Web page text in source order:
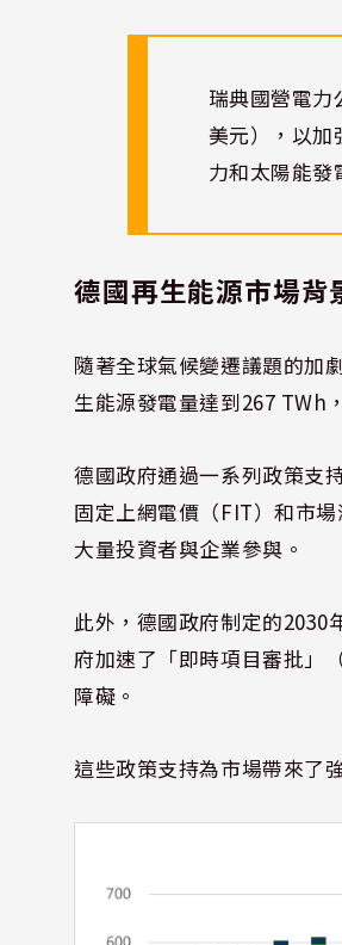
瑞典國營電
美元），以
力和太陽能發
德國再生能源市場背
隨著全球氣候變遷議題的加
生能源發電量達到267 TWh
德國政府通過一系列政策支
固定上網電價（FIT）和市
大量投資者與企業參與。
此外，德國政府制定的
府加速了「即時項目審批」
障礙。
這些政策支持為市場帶來了